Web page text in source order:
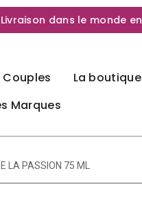
dans le monde entier
Couples
La boutique
Marques
LA PASSION 75 ML